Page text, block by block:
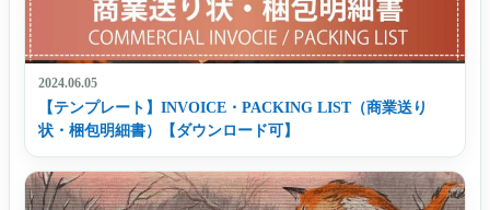
2024.06.05
【テンプレート】INVOICE・PACKING LIST（商業送り
状・梱包明細書）【ダウンロード可】